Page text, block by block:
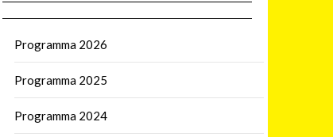
Programma 2026
Programma 2025
Programma 2024